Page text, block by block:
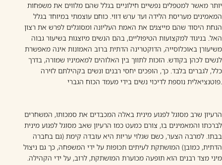
יותר מאשר למטפלים נפשיים חילוניים בגלל שהם מלווים את משפחות
המאמינים מעריסת הלידה ועד ערש דווי. כוחם עוצמתי במיוחד בגלל
הנחת היסוד שהם מייצגים את האמת העליונה ומסוגלים לפרש את רצון
האל. בניגוד למקצועות הטיפוליים, בהם הנשים מיוצגות בשיעור גבוה
משיעורן באוכלוסייה, הדוקטרינה הדתית ברוב האמונות אינה מאפשרת
לנשים לכהן בקודש. הזכות לתווך בין האלוהים למאמיניו שמורה, בדרך
כלל, לגברים בלבד. כך, הופכים יחסי רבנים ונשים בקהילתם לזירה
פוטנציאלית נוספת לדיכוי נשים בידי מעמד הכוח הגברי.
הרעיון שרב מסוגל לפגוע מינית באלה המכבדים את סמכותו, המשחרים
לברכתו והמאמינים בו, צורם כמעט כמו הרעיון שאב מסוגל לפגוע מינית
בבתו. למרבה הצער, כשם שגלוי עריות היא עובדה קימת (גם בחברה
הדתית, כמובן) המושתקת לעיתים תכופות על ידי המשפחה, כך גם ניצול
מיני מצד רבנים הוא תופעה מכוערת המושתקת, לרוב, על ידי הקהילה.